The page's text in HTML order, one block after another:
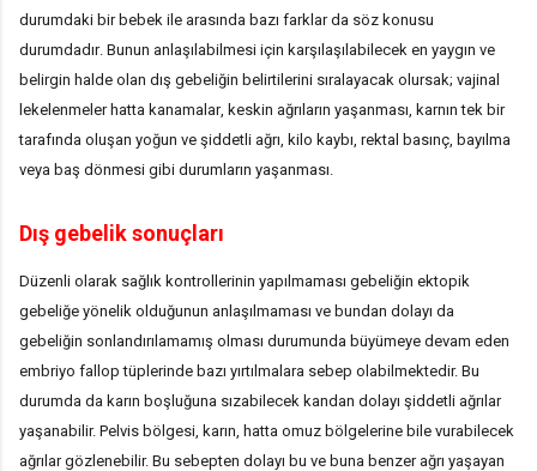
durumdaki bir bebek ile arasında bazı farklar da söz konusu
durumdadır. Bunun anlaşılabilmesi için karşılaşılabilecek en yaygın ve
belirgin halde olan dış gebeliğin belirtilerini sıralayacak olursak; vajinal
lekelenmeler hatta kanamalar, keskin ağrıların yaşanması, karnın tek bir
tarafında oluşan yoğun ve şiddetli ağrı, kilo kaybı, rektal basınç, bayılma
veya baş dönmesi gibi durumların yaşanması.
Dış gebelik sonuçları
Düzenli olarak sağlık kontrollerinin yapılmaması gebeliğin ektopik
gebeliğe yönelik olduğunun anlaşılmaması ve bundan dolayı da
gebeliğin sonlandırılamamış olması durumunda büyümeye devam eden
embriyo fallop tüplerinde bazı yırtılmalara sebep olabilmektedir. Bu
durumda da karın boşluğuna sızabilecek kandan dolayı şiddetli ağrılar
yaşanabilir. Pelvis bölgesi, karın, hatta omuz bölgelerine bile vurabilecek
ağrılar gözlenebilir. Bu sebepten dolayı bu ve buna benzer ağrı yaşayan